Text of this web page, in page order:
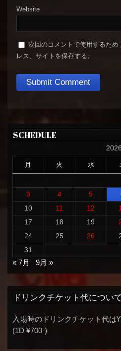
Website
次回のコメントで使用するた
レス、サイトを保存する。
SCHEDULE
月 火 水
3
4 5
10
11 12
17
18 19
24
25 26
31
« 7月
9月 »
ドリンクチケット代について
入場時のドリンクチケット代は
(1D ¥700-)